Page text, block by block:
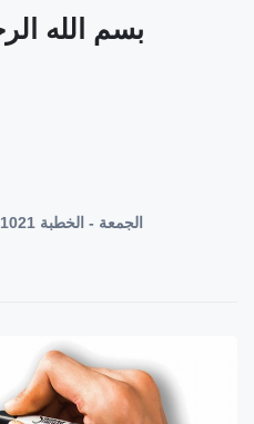
بسم الله
الجمعة - الخطبة 1021 : أسباب تخلف المسلمين